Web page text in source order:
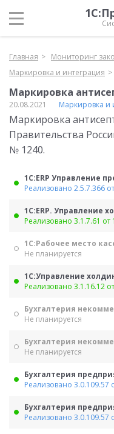
Главная
Мониторинг
Маркировка и интеграция
Маркировка
20.08.2021 Маркировка и
Маркировка
Правительства
№ 1240.
1С:ERP Управление
Реализовано 2.5.7.366
1С:ERP. Управление
Реализовано 3.1.7.61 от
1С:Рабочее место
Не планируется
1С:Управление
Реализовано 3.1.16.12
Бухгалтерия
Не планируется
Бухгалтерия
Не планируется
Бухгалтерия
Реализовано 3.0.109.57
Бухгалтерия
Реализовано 3.0.109.57